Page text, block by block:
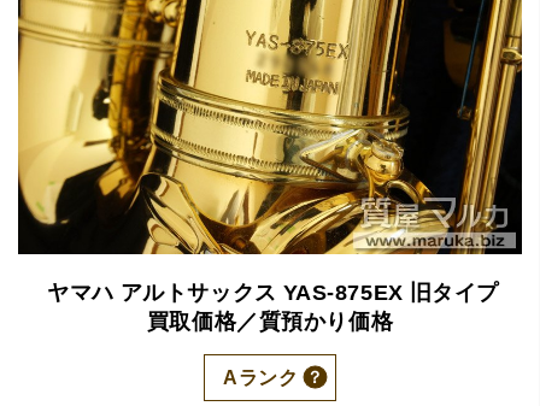
ヤマハ アルトサックス YAS-875EX
旧タイプ
買取価格／質預かり価格
Aランク